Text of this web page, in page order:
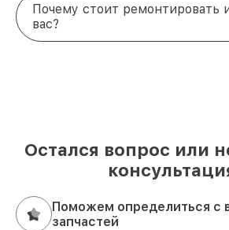
Почему стоит ремонтировать
вас?
Остался вопрос или
Поможем определиться с
запчастей